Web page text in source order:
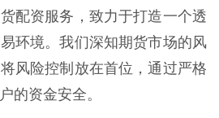
配资服务，致力于打造一个透
环境。我们深知期货市场的风
风险控制放在首位，通过严格
的资金安全。